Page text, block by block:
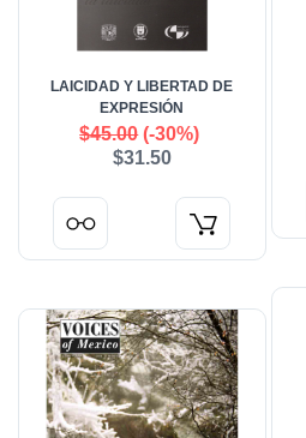
LAICIDAD Y LIBERTAD DE
EXPRESIÓN
$45.00(-30%)
$31.50